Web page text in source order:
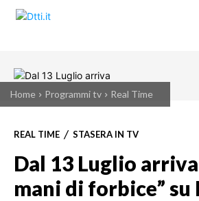
Home Programmi tv Real Time
REAL TIME STASERA IN TV
Dal 13 Luglio
mani di forbice” su